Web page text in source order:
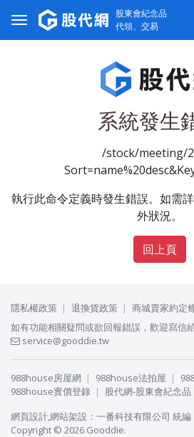
股東會紀念品
代領、交易
系統發生
/stock/meeting/
執行此命令定義時發生錯誤。如需
外狀況。
回上頁
隱私權政策 退換貨政策
商城賣家約定
如有功能相關疑問或欲回報錯誤，歡迎寫信
service@gooddie.tw
988house房屋網 988house法拍屋
988house實價登錄
股代網-股東會紀念品
網頁設計,網站架設 ： 一番科技有限公司 統編
Copyright © 2026 Gooddie.